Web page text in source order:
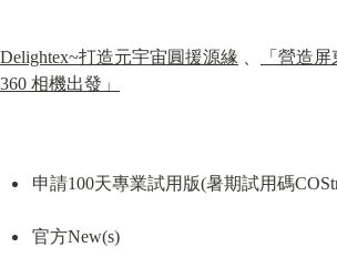
Delightex~打造元宇宙圓援源緣
「營造
360 相機出發」
申請100天專業試用版(暑期試用碼
官方New(s)